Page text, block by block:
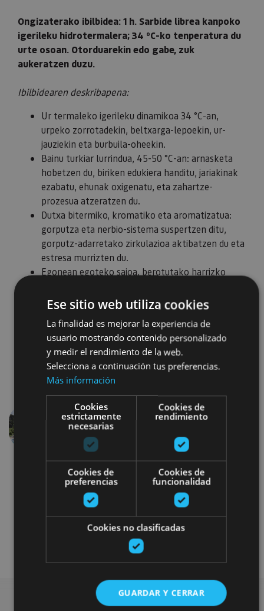
Ongizaterako ibilbidea: 1 h. Sarbide librea kanpoko
igerileku hidrotermalera; 34 ºC-ko tenperatura du
urte osoan. Otorduarekin edo gabe, zuk
aukeratzen duzu.
Ibilbidearen deskribapena:
Ur termaleko igerileku dinamikoa 34 °C-an,
urpeko zorrotadekin, beltxarga-lepoekin, ur-
jauziekin eta burbuila-oheekin.
Bainu turkiar lurrindua, 45-50 °C-an: arnasketa
hobetzen du, biriken edukiera handitu, jariakinak
ezabatu, ehunak oxigenatu, eta zahartze-
prozesua atzeratzen du.
Dutxa bitermiko, kromatiko eta aromatizatua:
gorputza eta nerbio-sistema suspertzen ditu,
gorputz-adarretako zirkulazioa aktibatzen du eta
estresa murrizten du.
Egonean egoteko saioa, berotutako harrizko
Balneario
Ese sitio web utiliza cookies
La finalidad es mejorar la experiencia de
usuario mostrando contenido personalizado
y medir el rendimiento de la web.
Selecciona a continuación tus preferencias.
Más información
Cookies
estrictamente
necesarias
Cookies de
rendimiento
Cookies de
preferencias
Cookies de
funcionalidad
Cookies no clasificadas
GUARDAR Y CERRAR